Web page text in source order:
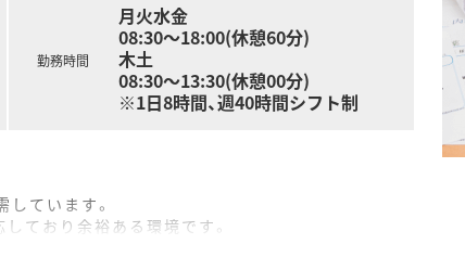
施。家事や通勤中など「ながら研修」で参加が可能です。
える「マッスル研修」、専属薬剤師による「漢方研修」、
勤務時間
月火水金
08:30〜18:00(休憩60分)
木土
08:30〜13:30(休憩00分)
※1日8時間、週40時間シフト制
ています。
ており余裕ある環境です。